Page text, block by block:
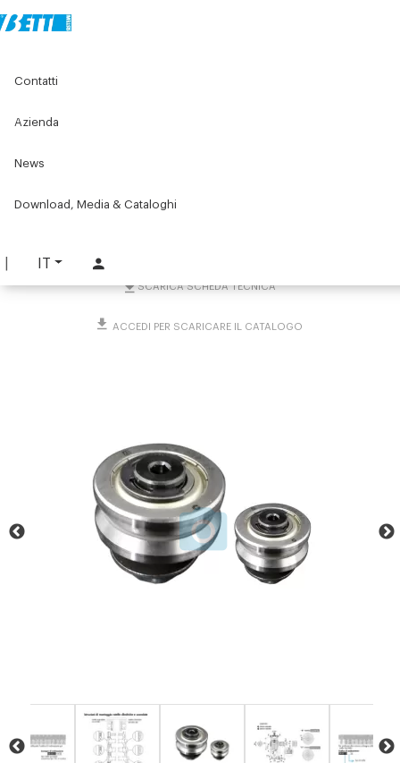
IT
Contatti
Azienda
News
Download, Media & Cataloghi
Guide lineari con alberi Ø10
SCARICA SCHEDA TECNICA
ACCEDI PER SCARICARE IL CATALOGO